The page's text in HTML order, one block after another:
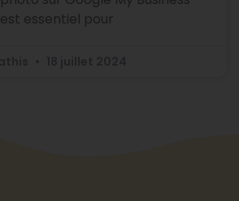
est essentiel pour